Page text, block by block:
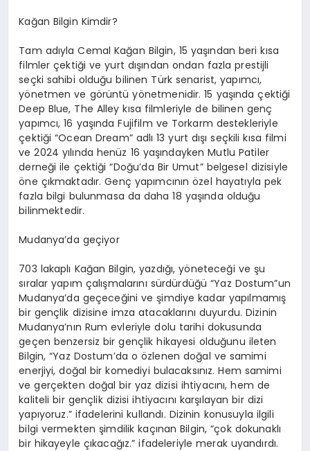
Kağan Bilgin Kimdir?
Tam adıyla Cemal Kağan Bilgin, 15 yaşından beri kısa
filmler çektiği ve yurt dışından ondan fazla prestijli
seçki sahibi olduğu bilinen Türk senarist, yapımcı,
yönetmen ve görüntü yönetmenidir. 15 yaşında çektiği
Deep Blue, The Alley kısa filmleriyle de bilinen genç
yapımcı, 16 yaşındaFujifilm ve Torkarm destekleriyle
çektiği “Ocean Dream” adlı 13 yurt dışıseçkili kısa filmi
ve 2024 yılında henüz 16 yaşındayken Mutlu Patiler
derneği ile çektiği “Doğu’da Bir Umut” belgesel dizisiyle
öne çıkmaktadır. Genç yapımcının özel hayatıyla pek
fazla bilgi bulunmasa da daha 18 yaşında olduğu
bilinmektedir.
Mudanya’da geçiyor
703 lakaplı Kağan Bilgin, yazdığı, yöneteceği ve şu
sıralar yapım çalışmalarını sürdürdüğü “Yaz Dostum”un
Mudanya’da geçeceğini ve şimdiye kadar yapılmamış
bir gençlik dizisine imza atacaklarını duyurdu. Dizinin
Mudanya’nın Rum evleriyle dolu tarihi dokusunda
geçen benzersiz bir gençlik hikayesi olduğunu ileten
Bilgin, “Yaz Dostum’da o özlenen doğal ve samimi
enerjiyi, doğal bir komediyi bulacaksınız. Hem samimi
ve gerçekten doğal bir yaz dizisi ihtiyacını, hem de
kaliteli bir gençlik dizisi ihtiyacını karşılayan bir dizi
yapıyoruz.” ifadelerini kullandı. Dizinin konusuyla ilgili
bilgi vermekten şimdilik kaçınan Bilgin, “çok dokunaklı
bir hikayeyle çıkacağız.” ifadeleriyle merak uyandırdı.